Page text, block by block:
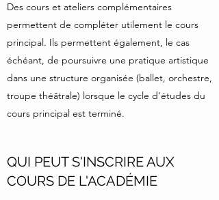
Des cours et ateliers complémentaires
permettent de compléter utilement le cours
principal. Ils permettent également, le cas
échéant, de poursuivre une pratique artistique
dans une structure organisée (ballet, orchestre,
troupe théâtrale) lorsque le cycle d'études du
cours principal est terminé.
QUI PEUT S'INSCRIRE AUX
COURS DE L'ACADÉMIE